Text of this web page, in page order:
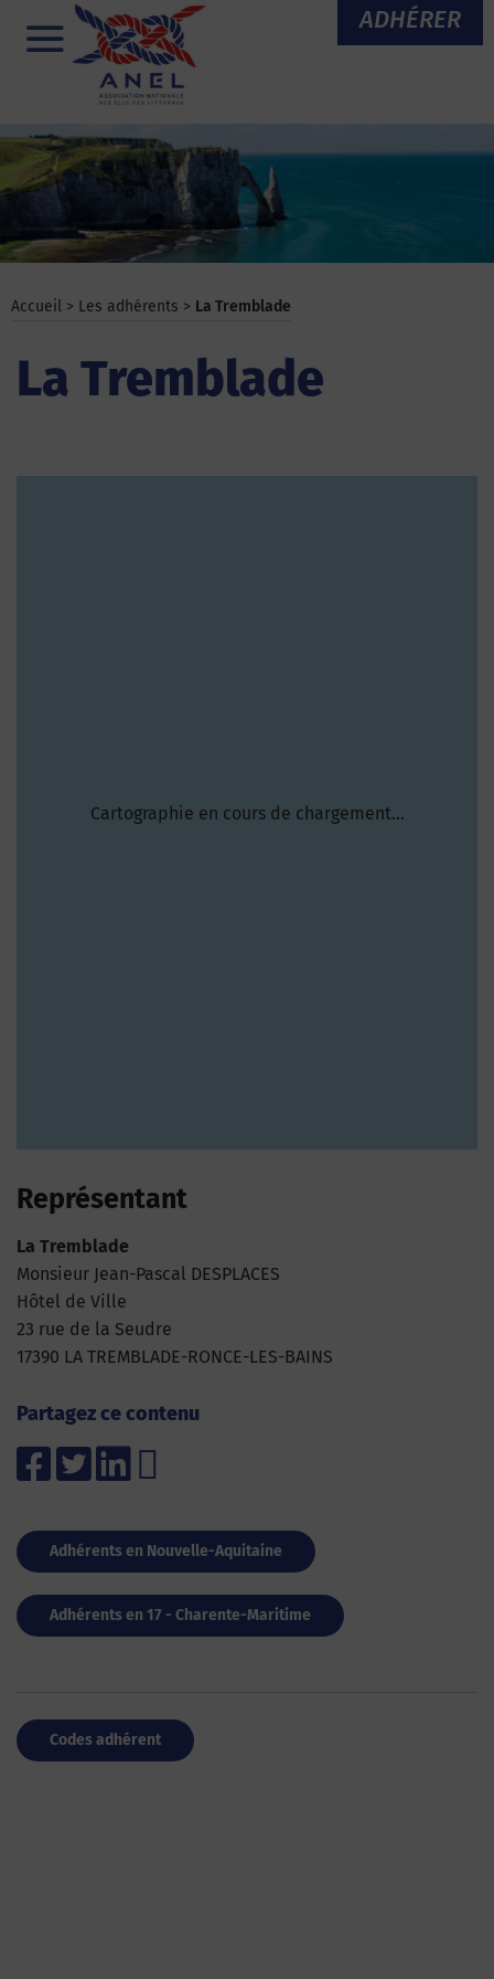
ADHÉRER
Menu
Accueil > Les adhérents > La Tremblade
La Tremblade
Cartographie en cours de chargement...
Représentant
La Tremblade
Monsieur Jean-Pascal DESPLACES
Hôtel de Ville
23 rue de la Seudre
17390 LA TREMBLADE-RONCE-LES-BAINS
Partagez ce contenu
Adhérents en Nouvelle-Aquitaine
Adhérents en 17 - Charente-Maritime
Codes adhérent